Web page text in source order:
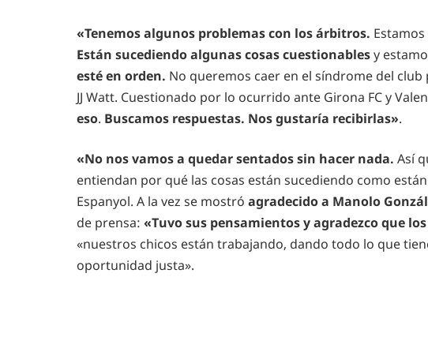
«Tenemos algunos problemas con los árbitros.
Están sucediendo algunas cosas cuestionablesy
esté en orden. No queremos caer en el síndrome del club
JJ Watt. Cuestionado por lo ocurrido ante Girona FC y
eso. Buscamos respuestas. Nos gustaría recibirlas».
«No nos vamos a quedar sentados sin hacer nada. Así
entiendan por qué las cosas están sucediendo como
Espanyol. A la vez se mostró agradecido a Manolo
de prensa: «Tuvo sus pensamientos y agradezco que
«nuestros chicos están trabajando, dando todo lo que
oportunidad justa».